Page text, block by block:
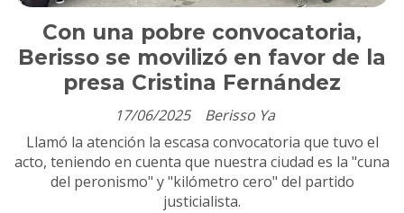
Con una pobre convocatoria,
Berisso se movilizó en favor de la
presa Cristina Fernández
Berisso Ya
17/06/2025
Llamó la atención la escasa convocatoria que tuvo el
acto, teniendo en cuenta que nuestra ciudad es la "cuna
del peronismo" y "kilómetro cero" del partido
justicialista.